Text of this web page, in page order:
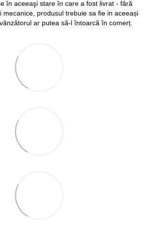
în aceeaşi stare în care a fost livrat - fără
mecanice, produsul trebuie sa fie in aceeași
ar putea să-l întoarcă în comerț.